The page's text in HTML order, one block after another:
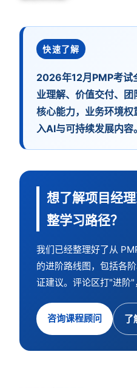
快速了解
2026年12月PMP考试
业理解、价值交付、
核心能力，业务环境
入AI与可持续发展内容。
想了解项目经
整学习路径？
我们已经整理好了从
的进阶路线图，包括各
证建议。评论区打"进阶"
咨询课程顾问 了